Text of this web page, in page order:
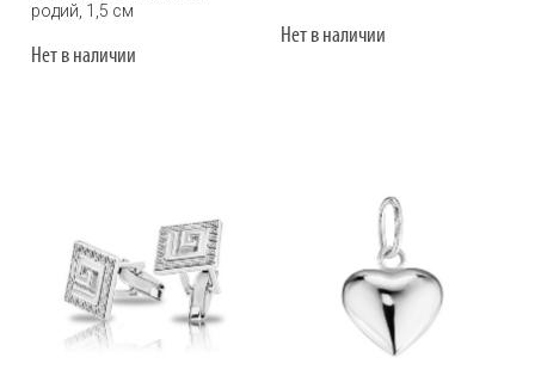
родий, 1,5 см
Нет в наличии
Нет в наличии